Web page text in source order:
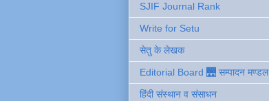
SJIF Journal Rank
Write for Setu
सेतु के लेखक
Editorial Board 🌉 सम्पादन मण्डल
हिंदी संस्थान व संसाधन